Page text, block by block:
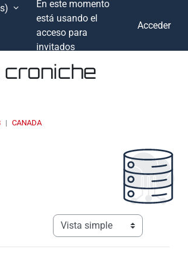
En este momento
está usando el
acceso para
invitados
Acceder
CANADA
Ver modo de navegación